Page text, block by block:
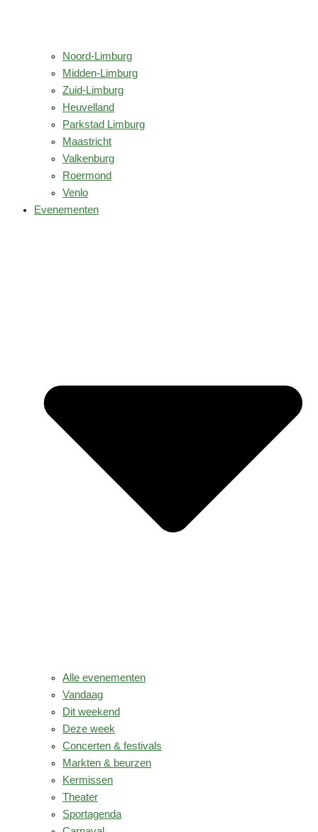
Noord-Limburg
Midden-Limburg
Zuid-Limburg
Heuvelland
Parkstad Limburg
Maastricht
Valkenburg
Roermond
Venlo
Evenementen
Alle evenementen
Vandaag
Dit weekend
Deze week
Concerten & festivals
Markten & beurzen
Kermissen
Theater
Sportagenda